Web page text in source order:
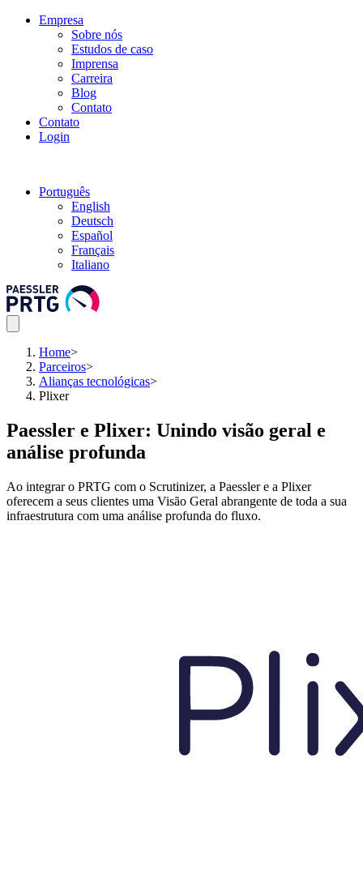
Empresa
Sobre nós
Estudos de caso
Imprensa
Carreira
Blog
Contato
Contato
Login
Português
English
Deutsch
Español
Français
Italiano
Home>
Parceiros>
Alianças tecnológicas>
Plixer
Paessler e Plixer: Unindo visão geral e
análise profunda
Ao integrar o PRTG com o Scrutinizer, a Paessler e a Plixer
oferecem a seus clientes uma Visão Geral abrangente de toda a sua
infraestrutura com uma análise profunda do fluxo.